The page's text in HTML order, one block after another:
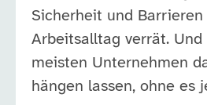
Sicherheit und Barrieren
Arbeitsalltag verrät. Und
meisten Unternehmen
hängen lassen, ohne es